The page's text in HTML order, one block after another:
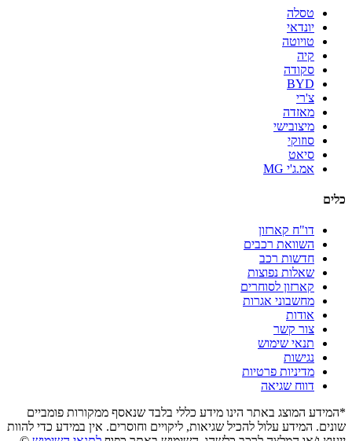
טסלה
יונדאי
טויוטה
קיה
סקודה
BYD
צ'רי
מאזדה
מיצובישי
סוזוקי
סיאט
אמ.ג'י MG
כלים
דו"ח קארזון
השוואת רכבים
חדשות רכב
שאלות נפוצות
קארזון לסוחרים
מחשבוני אגרות
אודות
צור קשר
תנאי שימוש
נגישות
מדיניות פרטיות
דווח שגיאה
*המידע המוצג באתר הינו מידע כללי בלבד שנאסף ממקורות פומביים
שונים. המידע עלול להכיל שגיאות, ליקויים וחוסרים. אין במידע כדי להוות